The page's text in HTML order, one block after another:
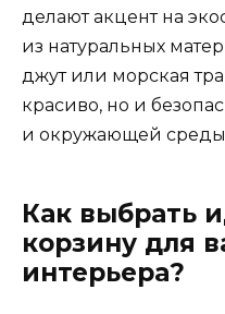
делают акцент на
из натуральных
джут или морская
красиво, но и
и окружающей
Как выбрать
корзину для
интерьера?